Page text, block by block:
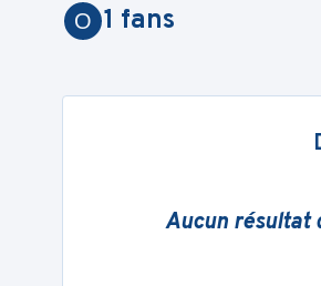
O 1 fans
Aucun résultat